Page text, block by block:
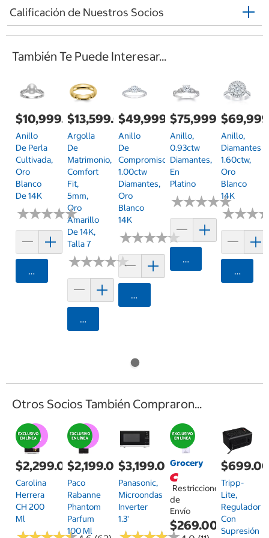
Calificación de Nuestros Socios
También Te Puede Interesar...
$10,999.00
Anillo
De Perla
Cultivada,
Oro
Blanco
De 14K
★★★★★
★★★★★
Agregar
$13,599.00
Argolla
De
Matrimonio,
Comfort
Fit,
5mm,
Oro
Amarillo
De 14K,
Talla 7
★★★★★
★★★★★
Agregar
$49,999.00
Anillo
De
Compromiso,
1.00ctw
Diamantes,
Oro
Blanco
14K
★★★★★
★★★★★
Agregar
$75,999.00
Anillo,
0.93ctw
Diamantes,
En
Platino
★★★★★
★★★★★
Agregar
Anillo,
Diamantes
1.60ctw,
Oro
Blanco
14K
★★★
★★★
Otros Socios También Compraron...
$2,299.00
Carolina
Herrera
CH 200
Ml
$2,199.00
Paco
Rabanne
Phantom
Parfum
100 Ml
$3,199.00
Panasonic,
Microondas
Inverter
1.3'
Grocery
Restricciones
de
Envío
$269.00
Tripp-
Lite,
Regulador
Con
Supresión